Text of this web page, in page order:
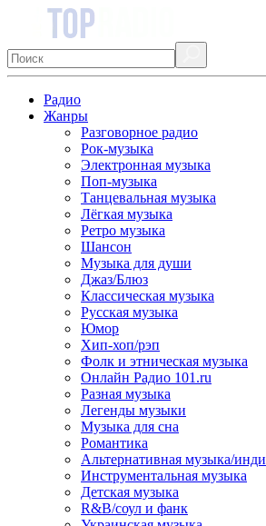
Радио
Жанры
Разговорное радио
Рок-музыка
Электронная музыка
Поп-музыка
Танцевальная музыка
Лёгкая музыка
Ретро музыка
Шансон
Музыка для души
Джаз/Блюз
Классическая музыка
Русская музыка
Юмор
Хип-хоп/рэп
Фолк и этническая музыка
Онлайн Радио 101.ru
Разная музыка
Легенды музыки
Музыка для сна
Романтика
Альтернативная музыка/инди
Инструментальная музыка
Детская музыка
R&B/cоул и фанк